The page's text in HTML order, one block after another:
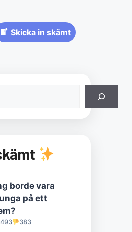
Skicka in skämt
borde vara
på ett
383